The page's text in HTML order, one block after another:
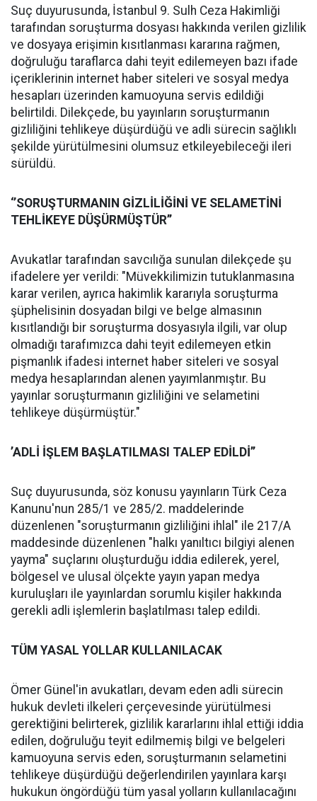
Suç duyurusunda, İstanbul 9. Sulh Ceza Hakimliği
tarafından soruşturma dosyası hakkında verilen gizlilik
ve dosyaya erişimin kısıtlanması kararına rağmen,
doğruluğu taraflarca dahi teyit edilemeyen bazı ifade
içeriklerinin internet haber siteleri ve sosyal medya
hesapları üzerinden kamuoyuna servis edildiği
belirtildi. Dilekçede, bu yayınların soruşturmanın
gizliliğini tehlikeye düşürdüğü ve adli sürecin sağlıklı
şekilde yürütülmesini olumsuz etkileyebileceği ileri
sürüldü.
‘’SORUŞTURMANIN GİZLİLİĞİNİ VE SELAMETİNİ
TEHLİKEYE DÜŞÜRMÜŞTÜR’’
Avukatlar tarafından savcılığa sunulan dilekçede şu
ifadelere yer verildi: "Müvekkilimizin tutuklanmasına
karar verilen, ayrıca hakimlik kararıyla soruşturma
şüphelisinin dosyadan bilgi ve belge almasının
kısıtlandığı bir soruşturma dosyasıyla ilgili, var olup
olmadığı tarafımızca dahi teyit edilemeyen etkin
pişmanlık ifadesi internet haber siteleri ve sosyal
medya hesaplarından alenen yayımlanmıştır. Bu
yayınlar soruşturmanın gizliliğini ve selametini
tehlikeye düşürmüştür."
’ADLİ İŞLEM BAŞLATILMASI TALEP EDİLDİ’’
Suç duyurusunda, söz konusu yayınların Türk Ceza
Kanunu'nun 285/1 ve 285/2. maddelerinde
düzenlenen "soruşturmanın gizliliğini ihlal" ile 217/A
maddesinde düzenlenen "halkı yanıltıcı bilgiyi alenen
yayma" suçlarını oluşturduğu iddia edilerek, yerel,
bölgesel ve ulusal ölçekte yayın yapan medya
kuruluşları ile yayınlardan sorumlu kişiler hakkında
gerekli adli işlemlerin başlatılması talep edildi.
TÜM YASAL YOLLAR KULLANILACAK
Ömer Günel'in avukatları, devam eden adli sürecin
hukuk devleti ilkeleri çerçevesinde yürütülmesi
gerektiğini belirterek, gizlilik kararlarını ihlal ettiği iddia
edilen, doğruluğu teyit edilmemiş bilgi ve belgeleri
kamuoyuna servis eden, soruşturmanın selametini
tehlikeye düşürdüğü değerlendirilen yayınlara karşı
hukukun öngördüğü tüm yasal yolların kullanılacağını